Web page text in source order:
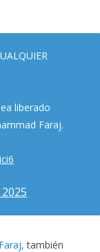
liberado
Faraj.
también